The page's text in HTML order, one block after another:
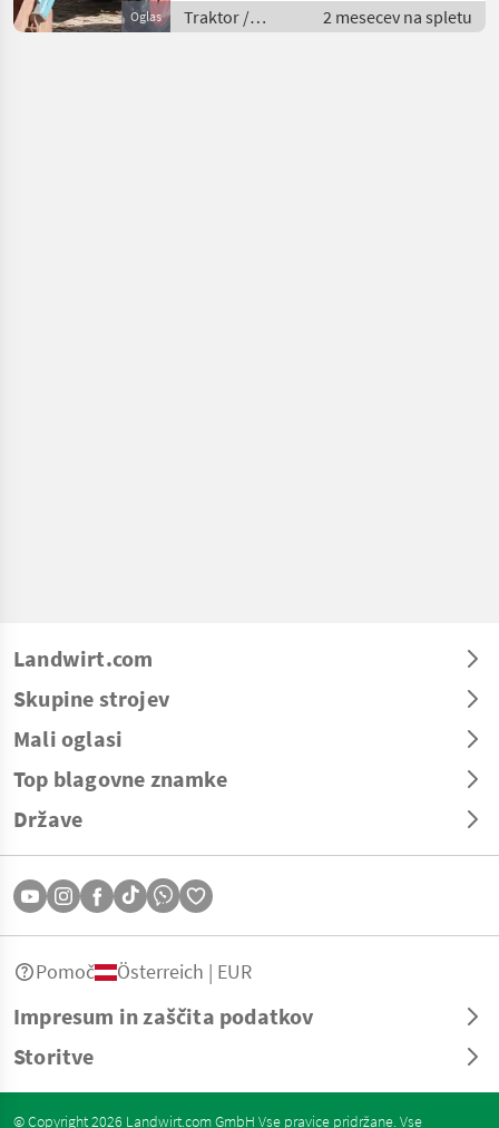
Oglas
Traktor /
Standardni
2 mesecev na spletu
Landwirt.com
Skupine strojev
Mali oglasi
Top blagovne znamke
Države
Impresum in zaščita podatkov
Storitve
Pomoč Österreich | EUR
© Copyright 2026 Landwirt.com GmbH Vse pravice pridržane. Vse